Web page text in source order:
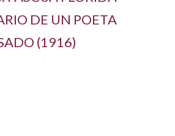
DE UN POETA
(1916)